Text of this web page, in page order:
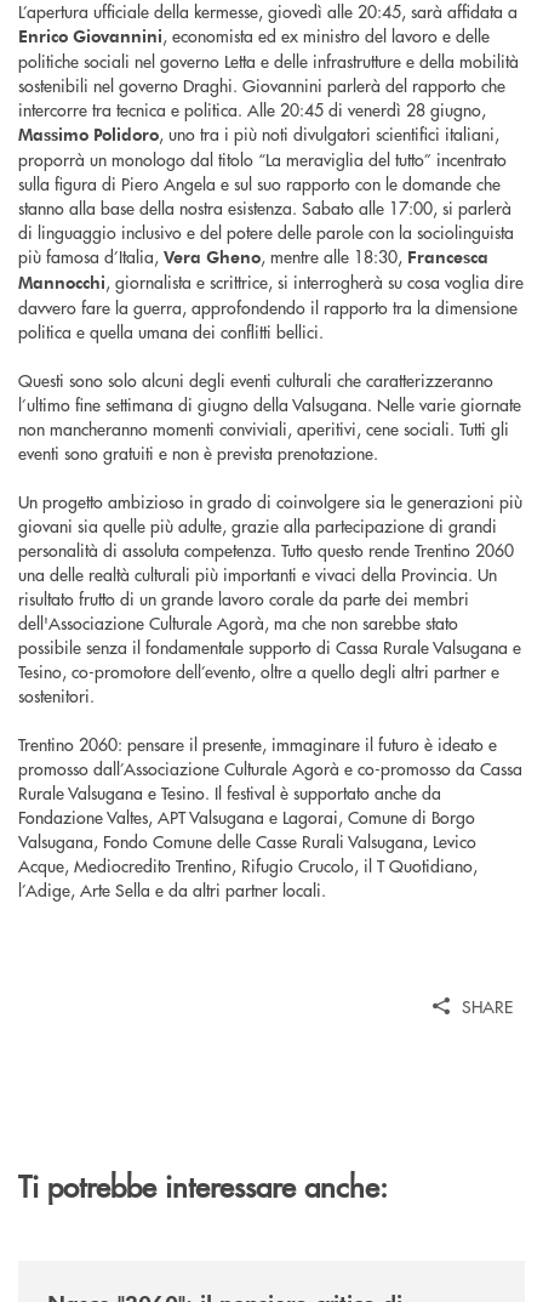
L’apertura ufficiale della kermesse, giovedì alle 20:45, sarà affidata a
Enrico Giovannini, economista ed ex ministro del lavoro e delle
politiche sociali nel governo Letta e delle infrastrutture e della mobilità
sostenibili nel governo Draghi. Giovannini parlerà del rapporto che
intercorre tra tecnica e politica. Alle 20:45 di venerdì 28 giugno,
Massimo Polidoro, uno tra i più noti divulgatori scientifici italiani,
proporrà un monologo dal titolo “La meraviglia del tutto” incentrato
sulla figura di Piero Angela e sul suo rapporto con le domande che
stanno alla base della nostra esistenza. Sabato alle 17:00, si parlerà
di linguaggio inclusivo e del potere delle parole con la sociolinguista
più famosa d’Italia, Vera Gheno, mentre alle 18:30, Francesca
Mannocchi, giornalista e scrittrice, si interrogherà su cosa voglia dire
davvero fare la guerra, approfondendo il rapporto tra la dimensione
politica e quella umana dei conflitti bellici.
Questi sono solo alcuni degli eventi culturali che caratterizzeranno
l’ultimo fine settimana di giugno della Valsugana. Nelle varie giornate
non mancheranno momenti conviviali, aperitivi, cene sociali. Tutti gli
eventi sono gratuiti e non è prevista prenotazione.
Un progetto ambizioso in grado di coinvolgere sia le generazioni più
giovani sia quelle più adulte, grazie alla partecipazione di grandi
personalità di assoluta competenza. Tutto questo rende Trentino 2060
una delle realtà culturali più importanti e vivaci della Provincia. Un
risultato frutto di un grande lavoro corale da parte dei membri
dell'Associazione Culturale Agorà, ma che non sarebbe stato
possibile senza il fondamentale supporto di Cassa Rurale Valsugana e
Tesino, co-promotore dell’evento, oltre a quello degli altri partner e
sostenitori.
Trentino 2060: pensare il presente, immaginare il futuro è ideato e
promosso dall’Associazione Culturale Agorà e co-promosso da Cassa
Rurale Valsugana e Tesino. Il festival è supportato anche da
Fondazione Valtes, APT Valsugana e Lagorai, Comune di Borgo
Valsugana, Fondo Comune delle Casse Rurali Valsugana, Levico
Acque, Mediocredito Trentino, Rifugio Crucolo, il T Quotidiano,
l’Adige, Arte Sella e da altri partner locali.
SHARE
Ti potrebbe interessare anche: